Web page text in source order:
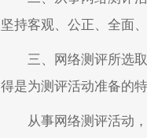
坚持客观、公正、全面
三、网络测评所选
得是为测评活动准备的特
从事网络测评活动